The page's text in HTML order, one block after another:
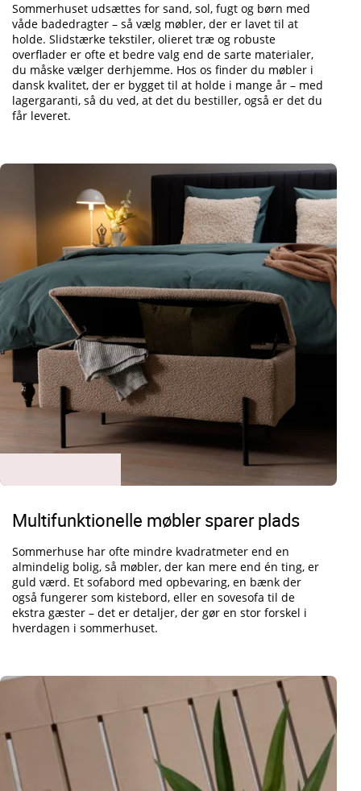
Sommerhuset udsættes for sand, sol, fugt og børn med
våde badedragter – så vælg møbler, der er lavet til at
holde. Slidstærke tekstiler, olieret træ og robuste
overflader er ofte et bedre valg end de sarte materialer,
du måske vælger derhjemme. Hos os finder du møbler i
dansk kvalitet, der er bygget til at holde i mange år – med
lagergaranti, så du ved, at det du bestiller, også er det du
får leveret.
Multifunktionelle møbler sparer plads
Sommerhuse har ofte mindre kvadratmeter end en
almindelig bolig, så møbler, der kan mere end én ting, er
guld værd. Et sofabord med opbevaring, en bænk der
også fungerer som kistebord, eller en sovesofa til de
ekstra gæster – det er detaljer, der gør en stor forskel i
hverdagen i sommerhuset.